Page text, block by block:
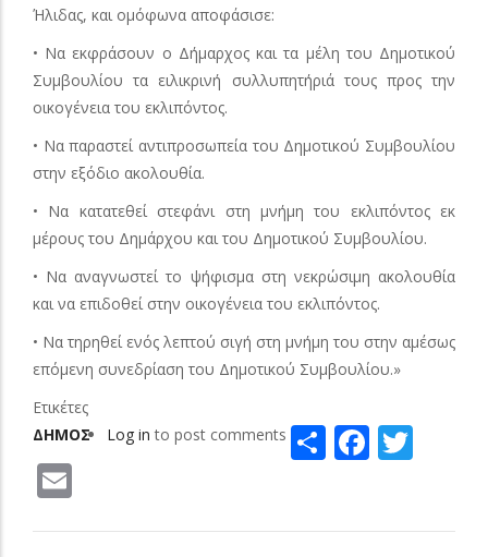
Ήλιδας, και ομόφωνα αποφάσισε:
• Να εκφράσουν ο Δήμαρχος και τα μέλη του Δημοτικού
Συμβουλίου τα ειλικρινή συλλυπητήριά τους προς την
οικογένεια του εκλιπόντος.
• Να παραστεί αντιπροσωπεία του Δημοτικού Συμβουλίου
στην εξόδιο ακολουθία.
• Να κατατεθεί στεφάνι στη μνήμη του εκλιπόντος εκ
μέρους του Δημάρχου και του Δημοτικού Συμβουλίου.
• Να αναγνωστεί το ψήφισμα στη νεκρώσιμη ακολουθία
και να επιδοθεί στην οικογένεια του εκλιπόντος.
• Να τηρηθεί ενός λεπτού σιγή στη μνήμη του στην αμέσως
επόμενη συνεδρίαση του Δημοτικού Συμβουλίου.»
Ετικέτες
ΔΗΜΟΣ
Log in to post comments Share